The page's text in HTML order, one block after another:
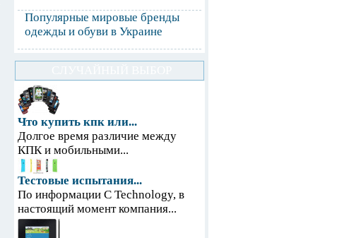
Популярные мировые бренды
одежды и обуви в Украине
Что купить кпк или...
Долгое время различие между
КПК и мобильными...
Тестовые испытания...
По информации С Technology, в
настоящий момент компания...